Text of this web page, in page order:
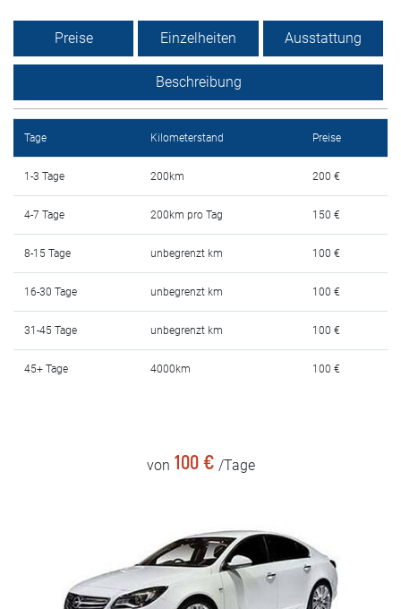
Preise
Mietbedingungen
Haufig gestellte fragen
Blog
Kontakt
MАКЕДОНСКИ
ENGLISH
DEUTSCH
Preise Einzelheiten Ausstattung
Beschreibung
Tage Kilometerstand Preise
1-3 Tage 200km 200 €
4-7 Tage 200km pro Tag 150 €
8-15 Tage unbegrenzt km 100 €
16-30 Tage unbegrenzt km 100 €
31-45 Tage unbegrenzt km 100 €
45+ Tage 4000km 100 €
von 100 € /Tage